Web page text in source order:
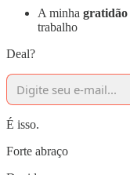
A minha gratidão
trabalho
Deal?
É isso.
Forte abraço